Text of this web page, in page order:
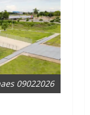
09022026